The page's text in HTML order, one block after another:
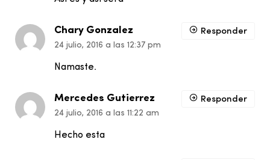
Chary Gonzalez
24 julio, 2016 a las 12:37 pm
Namaste.
Responder
Mercedes Gutierrez
24 julio, 2016 a las 11:22 am
Hecho esta
Responder